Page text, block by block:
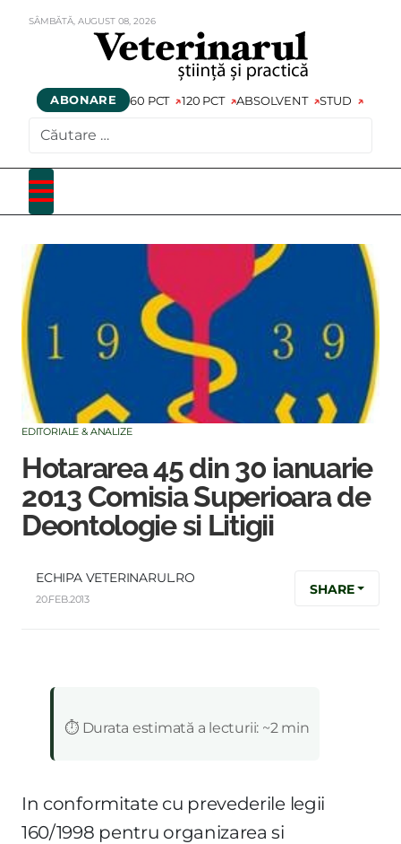
SÂMBĂTĂ, AUGUST 08,2026
ABONARE 60 PCT 120 PCT ABSOLVENT STUD
EDITORIALE & ANALIZE
Hotararea 45 din 30 ianuarie
2013 Comisia Superioara de
Deontologie si Litigii
ECHIPA VETERINARUL.RO
20.FEB.2013
SHARE
⏱️ Durata estimată a lecturii: ~2 min
In conformitate cu prevederile legii
160/1998 pentru organizarea si